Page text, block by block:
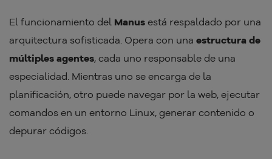
El funcionamiento del Manus está respaldado por una
arquitectura sofisticada. Opera con una estructura de
múltiples agentes, cada uno responsable de una
especialidad. Mientras uno se encarga de la
planificación, otro puede navegar por la web, ejecutar
comandos en un entorno Linux, generar contenido o
depurar códigos.